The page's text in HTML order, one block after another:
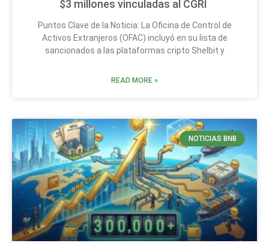
$3 millones vinculadas al CGRI
Puntos Clave de la Noticia: La Oficina de Control de
Activos Extranjeros (OFAC) incluyó en su lista de
sancionados a las plataformas cripto Shelbit y
READ MORE »
NOTICIAS BNB